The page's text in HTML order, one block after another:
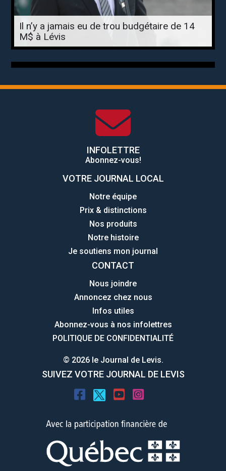
Il n’y a jamais eu de trou budgétaire de 14
M$ à Lévis
INFOLETTRE
Abonnez-vous!
VOTRE JOURNAL LOCAL
Notre équipe
Prix & distinctions
Nos produits
Notre histoire
Je soutiens mon journal
CONTACT
Nous joindre
Annoncez chez nous
Infos utiles
Abonnez-vous à nos infolettres
POLITIQUE DE CONFIDENTIALITÉ
© 2026 le Journal de Levis.
SUIVEZ VOTRE JOURNAL DE LEVIS